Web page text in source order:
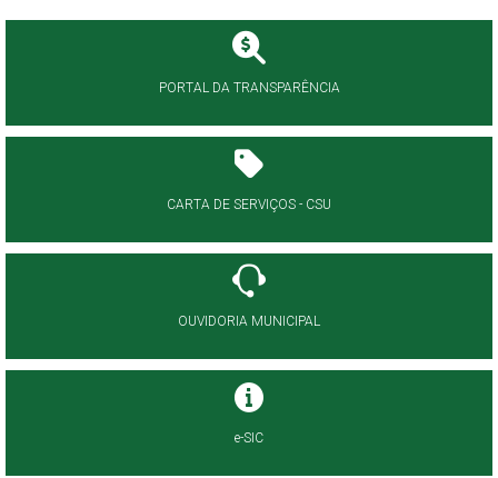
PORTAL DA TRANSPARÊNCIA
CARTA DE SERVIÇOS - CSU
OUVIDORIA MUNICIPAL
e-SIC